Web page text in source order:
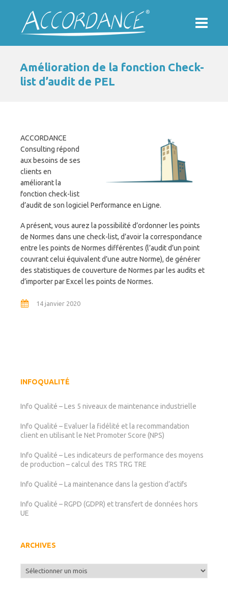
Amélioration de la fonction Check-
list d’audit de PEL
ACCORDANCE
Consulting répond
aux besoins de ses
clients en
améliorant la
fonction check-list
d’audit de son logiciel Performance en Ligne.
A présent, vous aurez la possibilité d’ordonner les points
de Normes dans une check-list, d’avoir la correspondance
entre les points de Normes différentes (l’audit d’un point
couvrant celui équivalent d’une autre Norme), de générer
des statistiques de couverture de Normes par les audits et
d’importer par Excel les points de Normes.
14 janvier 2020
INFOQUALITÉ
Info Qualité – Les 5 niveaux de maintenance industrielle
Info Qualité – Evaluer la fidélité et la recommandation
client en utilisant le Net Promoter Score (NPS)
Info Qualité – Les indicateurs de performance des moyens
de production – calcul des TRS TRG TRE
Info Qualité – La maintenance dans la gestion d’actifs
Info Qualité – RGPD (GDPR) et transfert de données hors
UE
ARCHIVES
Archives